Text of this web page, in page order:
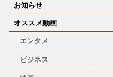
お知らせ
オススメ動画
エンタメ
ビジネス